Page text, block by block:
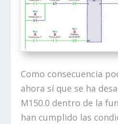
Como consecuencia
ahora sí que se ha
M150.0 dentro de la
han cumplido las